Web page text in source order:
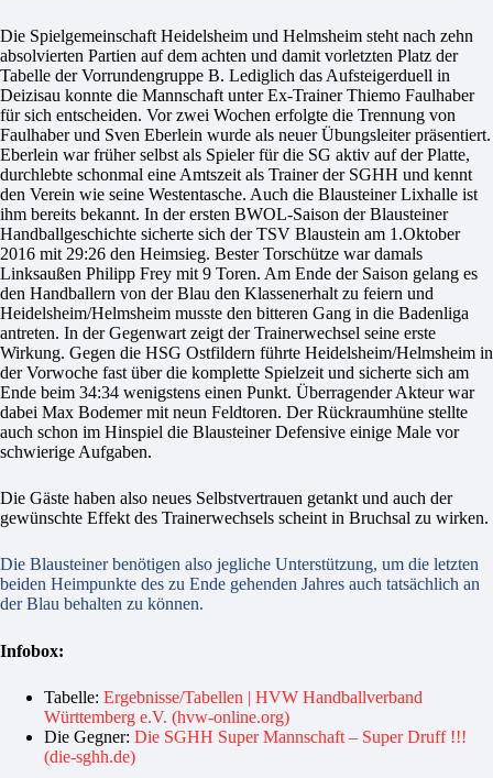
Die Spielgemeinschaft Heidelsheim und Helmsheim steht nach zehn
absolvierten Partien auf dem achten und damit vorletzten Platz der
Tabelle der Vorrundengruppe B. Lediglich das Aufsteigerduell in
Deizisau konnte die Mannschaft unter Ex-Trainer Thiemo Faulhaber
für sich entscheiden. Vor zwei Wochen erfolgte die Trennung von
Faulhaber und Sven Eberlein wurde als neuer Übungsleiter präsentiert.
Eberlein war früher selbst als Spieler für die SG aktiv auf der Platte,
durchlebte schonmal eine Amtszeit als Trainer der SGHH und kennt
den Verein wie seine Westentasche. Auch die Blausteiner Lixhalle ist
ihm bereits bekannt. In der ersten BWOL-Saison der Blausteiner
Handballgeschichte sicherte sich der TSV Blaustein am 1.Oktober
2016 mit 29:26 den Heimsieg. Bester Torschütze war damals
Linksaußen Philipp Frey mit 9 Toren. Am Ende der Saison gelang es
den Handballern von der Blau den Klassenerhalt zu feiern und
Heidelsheim/Helmsheim musste den bitteren Gang in die Badenliga
antreten. In der Gegenwart zeigt der Trainerwechsel seine erste
Wirkung. Gegen die HSG Ostfildern führte Heidelsheim/Helmsheim in
der Vorwoche fast über die komplette Spielzeit und sicherte sich am
Ende beim 34:34 wenigstens einen Punkt. Überragender Akteur war
dabei Max Bodemer mit neun Feldtoren. Der Rückraumhüne stellte
auch schon im Hinspiel die Blausteiner Defensive einige Male vor
schwierige Aufgaben.
Die Gäste haben also neues Selbstvertrauen getankt und auch der
gewünschte Effekt des Trainerwechsels scheint in Bruchsal zu wirken.
Die Blausteiner benötigen also jegliche Unterstützung, um die letzten
beiden Heimpunkte des zu Ende gehenden Jahres auch tatsächlich an
der Blau behalten zu können.
Infobox:
Tabelle: Ergebnisse/Tabellen | HVW Handballverband
Württemberg e.V. (hvw-online.org)
Die Gegner: Die SGHH Super Mannschaft – Super Druff !!!
(die-sghh.de)